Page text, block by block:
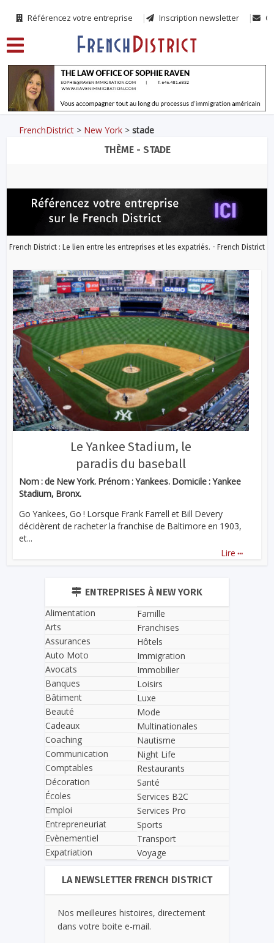
Référencez votre entreprise Inscription newsletter
FrenchDistrict > New York >stade
THÈME - STADE
French District : Le lien entre les entreprises et les expatriés. - French District
Le Yankee Stadium, le
paradis du baseball
Nom : de New York. Prénom : Yankees. Domicile : Yankee
Stadium, Bronx.
Go Yankees, Go ! Lorsque Frank Farrell et Bill Devery
décidèrent de racheter la franchise de Baltimore en 1903,
et...
Lire ...
ENTREPRISES À NEW YORK
Alimentation
Arts
Assurances
Auto Moto
Avocats
Banques
Bâtiment
Beauté
Cadeaux
Coaching
Communication
Comptables
Décoration
Écoles
Emploi
Entrepreneuriat
Evènementiel
Expatriation
Famille
Franchises
Hôtels
Immigration
Immobilier
Loisirs
Luxe
Mode
Multinationales
Nautisme
Night Life
Restaurants
Santé
Services B2C
Services Pro
Sports
Transport
Voyage
LA NEWSLETTER FRENCH DISTRICT
Nos meilleures histoires, directement
dans votre boite e-mail.